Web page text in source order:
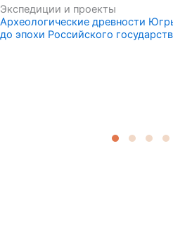
Экспедиции и проекты
Археологические древности
до эпохи Российского